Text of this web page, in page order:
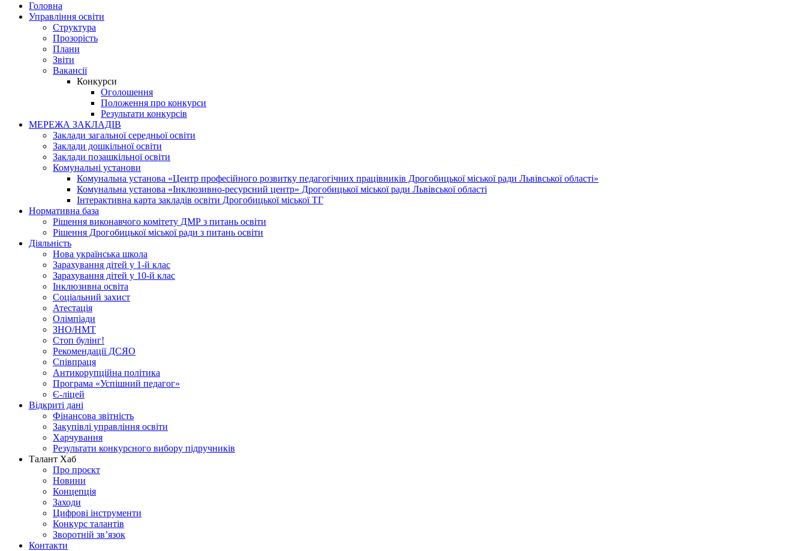
Головна
Управління освіти
Структура
Прозорість
Плани
Звіти
Вакансії
Конкурси
Оголошення
Положення про конкурси
Результати конкурсів
МЕРЕЖА ЗАКЛАДІВ
Заклади загальної середньої освіти
Заклади дошкільної освіти
Заклади позашкільної освіти
Комунальні установи
Комунальна установа «Центр професійного розвитку педагогічних працівників Дрогобицької міської ради Львівської області»
Комунальна установа «Інклюзивно-ресурсний центр» Дрогобицької міської ради Львівської області
Інтерактивна карта закладів освіти Дрогобицької міської ТГ
Нормативна база
Рішення виконавчого комітету ДМР з питань освіти
Рішення Дрогобицької міської ради з питань освіти
Діяльність
Нова українська школа
Зарахування дітей у 1-й клас
Зарахування дітей у 10-й клас
Інклюзивна освіта
Соціальний захист
Атестація
Олімпіади
ЗНО/НМТ
Стоп булінг!
Рекомендації ДСЯО
Співпраця
Антикорупційна політика
Програма «Успішний педагог»
Є-ліцей
Відкриті дані
Фінансова звітність
Закупівлі управління освіти
Харчування
Результати конкурсного вибору підручників
Талант Хаб
Про проєкт
Новини
Концепція
Заходи
Цифрові інструменти
Конкурс талантів
Зворотній зв’язок
Контакти